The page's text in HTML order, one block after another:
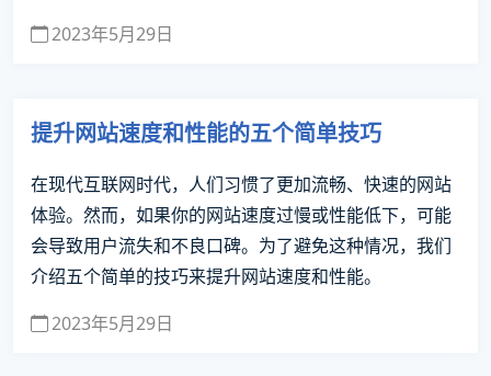
2023年5月29日
提升网站速度和性能的五个简单技巧
在现代互联网时代，人们习惯了更加流畅、快速的网站
体验。然而，如果你的网站速度过慢或性能低下，可能
会导致用户流失和不良口碑。为了避免这种情况，我们
介绍五个简单的技巧来提升网站速度和性能。
2023年5月29日